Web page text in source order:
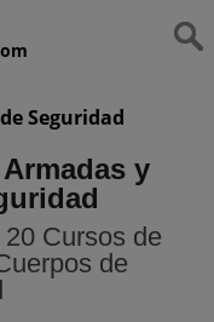
Seguridad
y
Cursos de
de